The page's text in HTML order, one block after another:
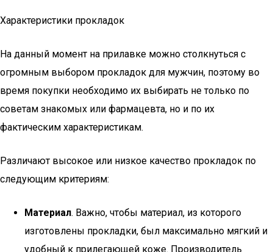
Характеристики прокладок
На данный момент на прилавке можно столкнуться с
огромным выбором прокладок для мужчин, поэтому во
время покупки необходимо их выбирать не только по
советам знакомых или фармацевта, но и по их
фактическим характеристикам.
Различают высокое или низкое качество прокладок по
следующим критериям:
Материал. Важно, чтобы материал, из которого
изготовлены прокладки, был максимально мягкий и
удобный к прилегающей коже. Производитель